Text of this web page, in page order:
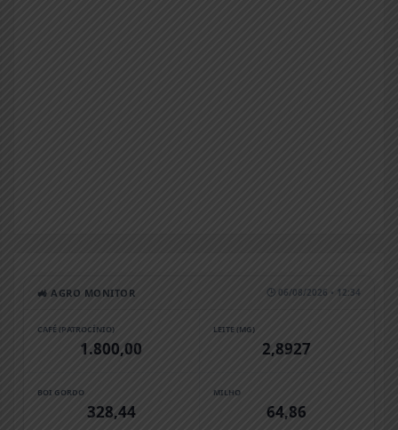
🚜 AGRO MONITOR 🕒 06/08/2026 • 12:34
CAFÉ (PATROCÍNIO)
1.800,00
LEITE (MG)
2,8927
BOI GORDO
328,44
MILHO
64,86